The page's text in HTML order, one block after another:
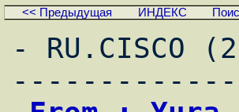
<< Предыдущая ИНДЕКС
-